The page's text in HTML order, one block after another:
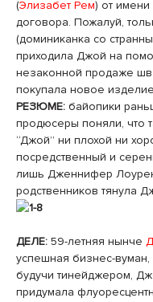
(Элизабет Рем) от
договора. Пожалуй,
(доминиканка со
приходила Джой на
незаконной продаже
покупала новое
РЕЗЮМЕ: байопики
продюсеры поняли, что
“Джой” ни плохой ни
посредственный и
лишь Дженнифер
родственников тянула
ДЕЛЕ: 59-летняя нынче
успешная бизнес-вуман,
будучи тинейджером,
придумала